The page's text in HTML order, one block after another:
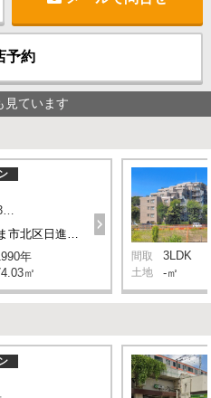
予約
見ています
大宮駅 バス23分 停歩2分
年
㎡
間取 3LDK
土地 -㎡